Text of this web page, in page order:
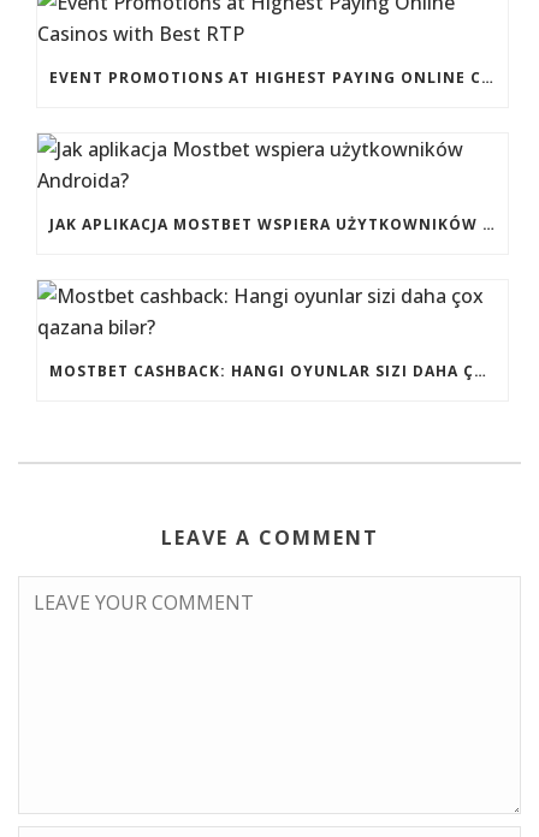
EVENT PROMOTIONS AT HIGHEST PAYING ONLINE CASINOS WITH BEST RTP
JAK APLIKACJA MOSTBET WSPIERA UŻYTKOWNIKÓW ANDROIDA?
MOSTBET CASHBACK: HANGI OYUNLAR SIZI DAHA ÇOX QAZANA BILƏR?
LEAVE A COMMENT